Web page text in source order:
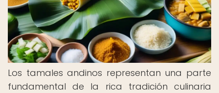
Los tamales andinos representan una parte
fundamental de la rica tradición culinaria